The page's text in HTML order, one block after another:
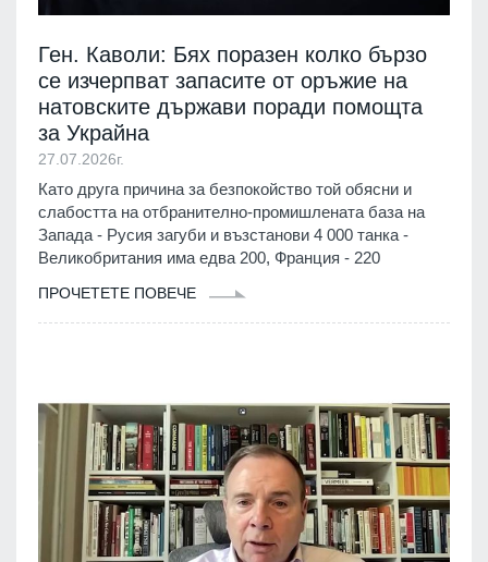
Ген. Каволи: Бях поразен колко бързо
се изчерпват запасите от оръжие на
натовските държави поради помощта
за Украйна
27.07.2026г.
Като друга причина за безпокойство той обясни и
слабостта на отбранително-промишлената база на
Запада - Русия загуби и възстанови 4 000 танка -
Великобритания има едва 200, Франция - 220
ПРОЧЕТЕТЕ ПОВЕЧЕ